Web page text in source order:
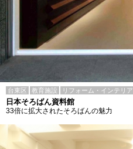
台東区 教育施設 リフォーム・インテリア
日本そろばん資料館
33倍に拡大されたそろばんの魅力